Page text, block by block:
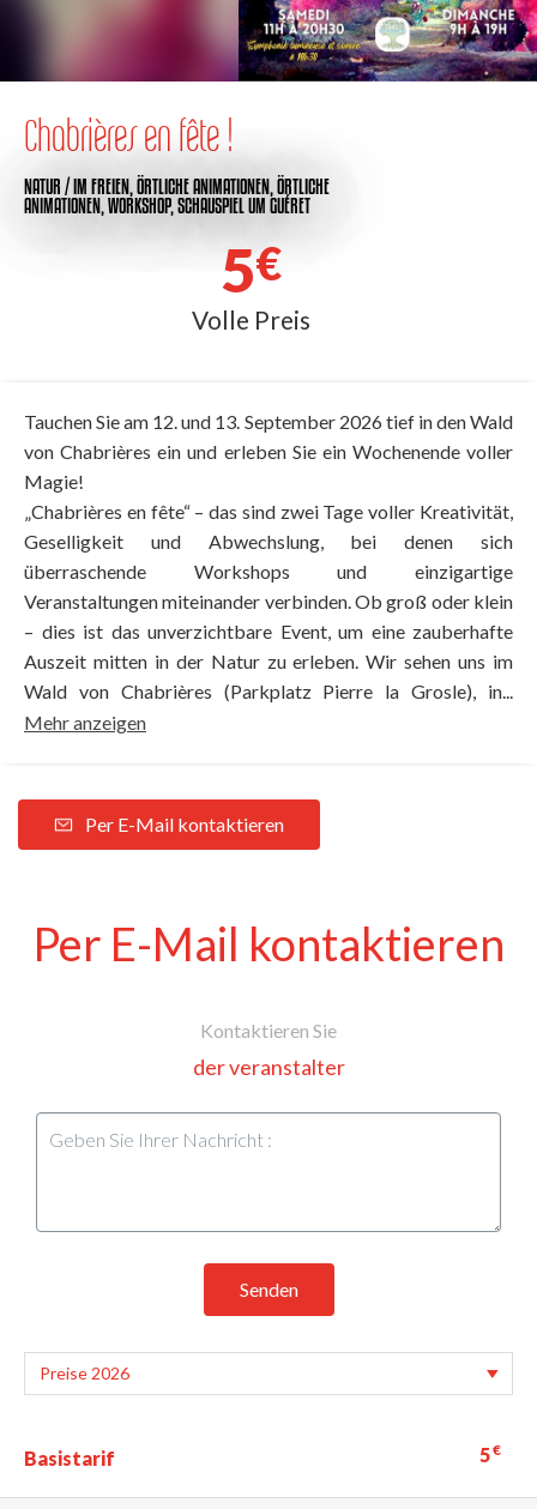
Chabrières en fête !
NATUR / IM FREIEN,ÖRTLICHE ANIMATIONEN,ÖRTLICHE
ANIMATIONEN,WORKSHOP,SCHAUSPIELUM GUÉRET
5€
Volle Preis
Tauchen Sie am 12. und 13. September 2026 tief in den Wald
von Chabrières ein und erleben Sie ein Wochenende voller
Magie!
„Chabrières en fête“ – das sind zwei Tage voller Kreativität,
Geselligkeit und Abwechslung, bei denen sich
überraschende Workshops und einzigartige
Veranstaltungen miteinander verbinden. Ob groß oder klein
– dies ist das unverzichtbare Event, um eine zauberhafte
Auszeit mitten in der Natur zu erleben. Wir sehen uns im
Wald von Chabrières (Parkplatz Pierre la Grosle), in...
Mehr anzeigen
Per E-Mail kontaktieren
Per E-Mail kontaktieren
Kontaktieren Sie
der veranstalter
Senden
Basistarif 5€